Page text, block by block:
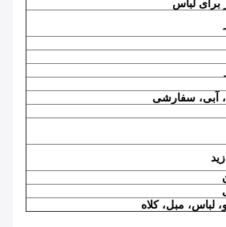
آبی، سفارشی
لباس، مبل، کلاه